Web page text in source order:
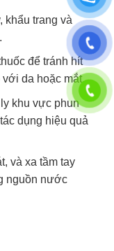
khẩu trang và
để tránh hít
da hoặc mắt.
khu vực phun
dụng hiệu quả
và xa tầm tay
nguồn nước